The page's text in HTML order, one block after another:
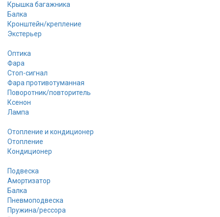
Крышка багажника
Балка
Кронштейн/крепление
Экстерьер
Оптика
Фара
Стоп-сигнал
Фара противотуманная
Поворотник/повторитель
Ксенон
Лампа
Отопление и кондиционер
Отопление
Кондиционер
Подвеска
Амортизатор
Балка
Пневмоподвеска
Пружина/рессора